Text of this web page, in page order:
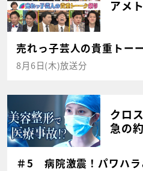
アメ
売れっ子芸人の貴重トー
8月6日(木)放送分
クロ
急の
＃5 病院激震！パワハラ